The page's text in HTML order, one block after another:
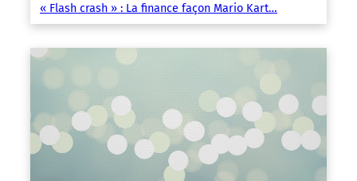
« Flash crash » : La finance façon Mario Kart…